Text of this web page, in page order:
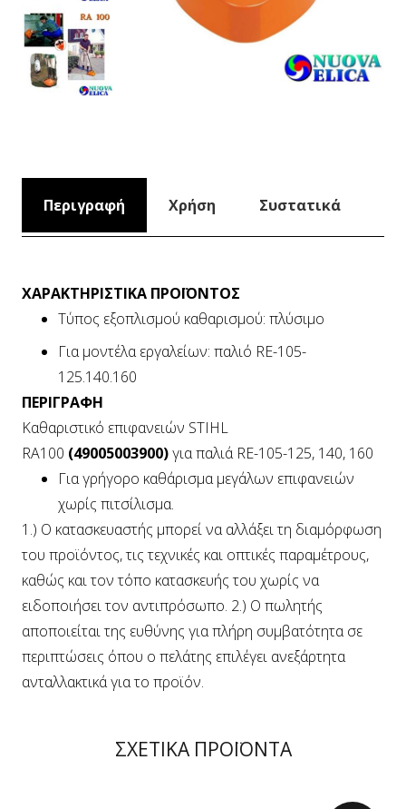
Περιγραφή Χρήση Συστατικά
ΧΑΡΑΚΤΗΡΙΣΤΙΚΑ ΠΡΟΪΟΝΤΟΣ
Τύπος εξοπλισμού καθαρισμού: πλύσιμο
Για μοντέλα εργαλείων: παλιό RE-105-
125.140.160
ΠΕΡΙΓΡΑΦΗ
Καθαριστικό επιφανειών STIHL
RA100 (49005003900)για παλιά RE-105-125, 140, 160
Για γρήγορο καθάρισμα μεγάλων επιφανειών
χωρίς πιτσίλισμα.
1.) Ο κατασκευαστής μπορεί να αλλάξει τη διαμόρφωση
του προϊόντος, τις τεχνικές και οπτικές παραμέτρους,
καθώς και τον τόπο κατασκευής του χωρίς να
ειδοποιήσει τον αντιπρόσωπο. 2.) Ο πωλητής
αποποιείται της ευθύνης για πλήρη συμβατότητα σε
περιπτώσεις όπου ο πελάτης επιλέγει ανεξάρτητα
ανταλλακτικά για το προϊόν.
ΣΧΕΤΙΚΑ ΠΡΟΪΟΝΤΑ